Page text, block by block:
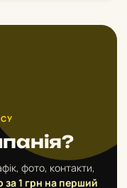
фото, контакти,
за 1 грн на перший